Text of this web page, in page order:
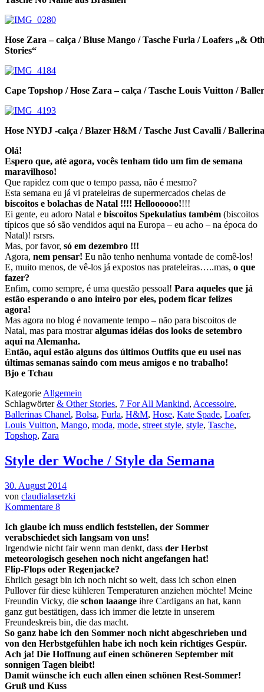
Hose Zara – calça / Bluse Mango / Tasche Furla / Loafers „&
Stories“
Cape Topshop / Hose Zara – calça / Tasche Louis Vuitton /
Hose NYDJ -calça / Blazer H&M / Tasche Just Cavalli /
Olá!
Espero que, até agora, vocês tenham tido um fim de semana
maravilhoso!
Que rapidez com que o tempo passa, não é mesmo?
Esta semana eu já vi prateleiras de supermercados cheias de
biscoitos e bolachas de Natal !!!! Helloooooo!!!!
Ei gente, eu adoro Natal e biscoitos Spekulatius também (biscoitos
típicos que só são vendidos aqui na Europa – eu acho – na época do
Natal)! rsrsrs.
Mas, por favor, só em dezembro !!!
Agora, nem pensar! Eu não tenho nenhuma vontade de comê-los!
E, muito menos, de vê-los já expostos nas prateleiras…..mas, o que
fazer?
Enfim, como sempre, é uma questão pessoal! Para aqueles que já
estão esperando o ano inteiro por eles, podem ficar felizes
agora!
Mas agora no blog é novamente tempo – não para biscoitos de
Natal, mas para mostraralgumas idéias dos looks de setembro
aqui na Alemanha.
Então, aqui estão alguns dos últimos Outfits que eu usei nas
últimas semanas saindo com meus amigos e no trabalho!
Bjo e Tchau
Kategorie Allgemein
Schlagwörter& Other Stories, 7 For All Mankind, Accessoire,
Ballerinas Chanel, Bolsa, Furla, H&M, Hose, Kate Spade, Loafer,
Louis Vuitton, Mango, moda, mode, street style, style, Tasche,
Topshop, Zara
Style der Woche / Style da Semana
30. August 2014
von claudialasetzki
Kommentare 8
Ich glaube ich muss endlich feststellen, der Sommer
verabschiedet sich langsam von uns!
Irgendwie nicht fair wenn man denkt, dass der Herbst
meteorologisch gesehen noch nicht angefangen hat!
Flip-Flops oder Regenjacke?
Ehrlich gesagt bin ich noch nicht so weit, dass ich schon einen
Pullover für diese kühleren Temperaturen anziehen möchte! Meine
Freundin Vicky, die schon laaange ihre Cardigans an hat, kann
ganz gut bestätigen, dass ich immer die letzte in unserem
Freundeskreis bin, die das macht.
So ganz habe ich den Sommer noch nicht abgeschrieben und
von den Herbstgefühlen habe ich noch kein richtiges Gespür.
Ach ja! Die Hoffnung auf einen schöneren September mit
sonnigen Tagen bleibt!
Damit wünsche ich euch allen einen schönen Rest-Sommer!
Gruß und Kuss